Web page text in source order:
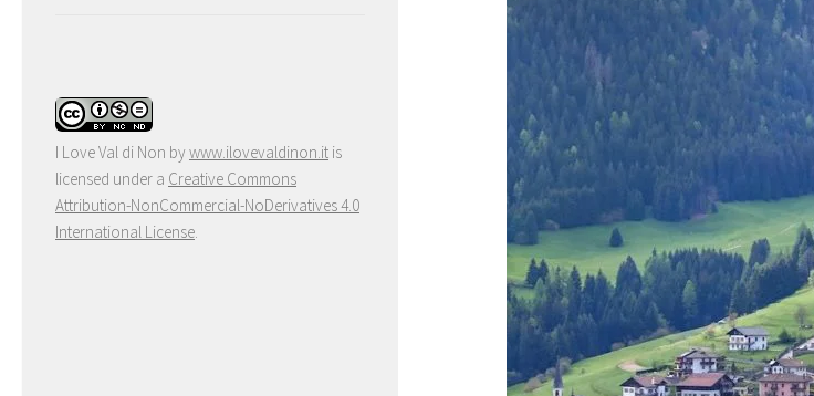
I Love Val di Non bywww.ilovevaldinon.it is
licensed under a Creative Commons
Attribution-NonCommercial-NoDerivatives 4.0
International License.